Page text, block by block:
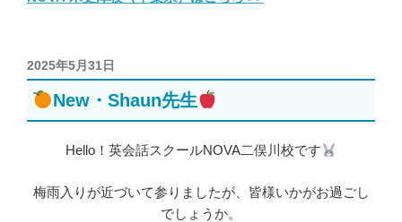
投
稿
日:
2025年5月31日
New・Shaun先生
Hello！英会話スクールNOVA二俣川校です
梅雨入りが近づいて参りましたが、皆様いかがお過ごし
でしょうか。